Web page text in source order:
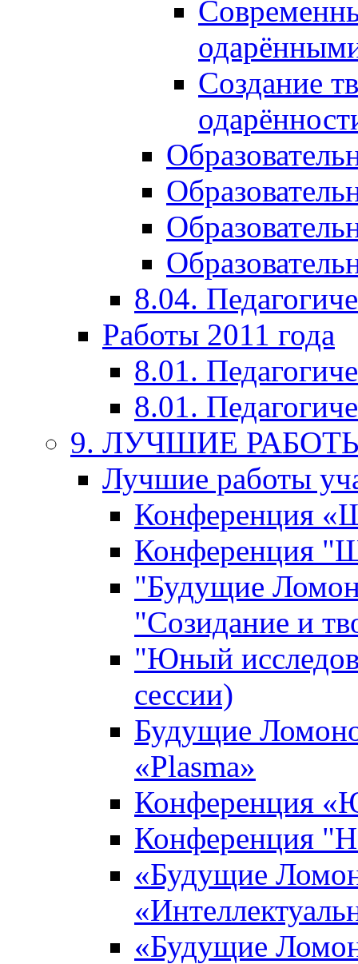
Создание
8.04.
Работы 2011 года
8.01.
8.01.
9. ЛУЧШИЕ
Лучшие работы
Конференция
Конференция
"Будущие
"Созидание и
"Юный
сессии)
Будущие
«Plasma»
Конференция
Конференция
«Будущие
«Будущие